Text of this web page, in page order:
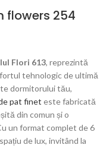
flowers 254
Flori 613, reprezintă
tehnologic de ultimă
dormitorului tău,
pat finet este fabricată
din comun și o
un format complet de 6
de lux, invitând la